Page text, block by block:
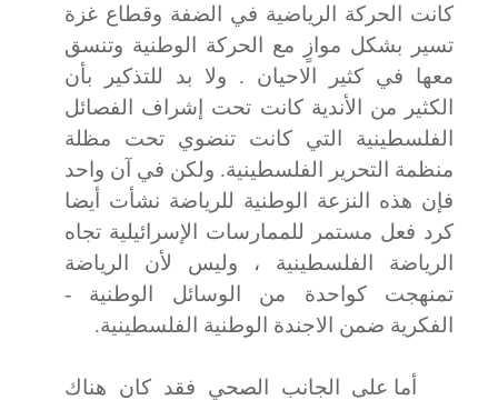
كانت الحركة الرياضية في الضفة وقطاع غزة
تسير بشكل موازٍ مع الحركة الوطنية وتنسق
معها في كثير الاحيان
. ولا بد للتذكير بأن
الكثير من الأندية كانت تحت إشراف الفصائل
الفلسطينية التي كانت تنضوي تحت مظلة
منظمة التحرير الفلسطينية. ولكن في آن واحد
فإن هذه النزعة الوطنية للرياضة نشأت أيضا
كرد فعل مستمر للممارسات الإسرائيلية تجاه
الرياضة الفلسطينية ، وليس لأن الرياضة
تمنهجت كواحدة من الوسائل الوطنية -
الفكرية ضمن الاجندة الوطنية الفلسطينية.
أما على الجانب الصحي فقد كان هناك